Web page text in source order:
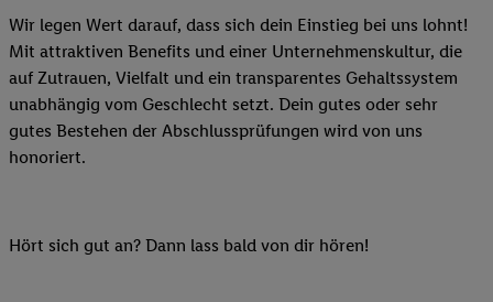
Wir legen Wert darauf, dass sich dein Einstieg bei uns lohnt!
Mit attraktiven Benefits und einer Unternehmenskultur, die
auf Zutrauen, Vielfalt und ein transparentes Gehaltssystem
unabhängig vom Geschlecht setzt. Dein gutes oder sehr
gutes Bestehen der Abschlussprüfungen wird von uns
honoriert.
Hört sich gut an? Dann lass bald von dir hören!